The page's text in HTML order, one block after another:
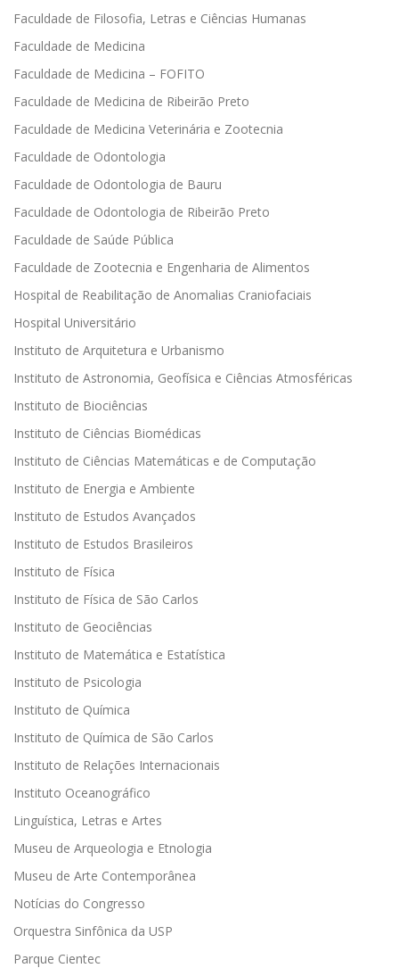
Faculdade de Filosofia, Letras e Ciências Humanas
Faculdade de Medicina
Faculdade de Medicina – FOFITO
Faculdade de Medicina de Ribeirão Preto
Faculdade de Medicina Veterinária e Zootecnia
Faculdade de Odontologia
Faculdade de Odontologia de Bauru
Faculdade de Odontologia de Ribeirão Preto
Faculdade de Saúde Pública
Faculdade de Zootecnia e Engenharia de Alimentos
Hospital de Reabilitação de Anomalias Craniofaciais
Hospital Universitário
Instituto de Arquitetura e Urbanismo
Instituto de Astronomia, Geofísica e Ciências Atmosféricas
Instituto de Biociências
Instituto de Ciências Biomédicas
Instituto de Ciências Matemáticas e de Computação
Instituto de Energia e Ambiente
Instituto de Estudos Avançados
Instituto de Estudos Brasileiros
Instituto de Física
Instituto de Física de São Carlos
Instituto de Geociências
Instituto de Matemática e Estatística
Instituto de Psicologia
Instituto de Química
Instituto de Química de São Carlos
Instituto de Relações Internacionais
Instituto Oceanográfico
Linguística, Letras e Artes
Museu de Arqueologia e Etnologia
Museu de Arte Contemporânea
Notícias do Congresso
Orquestra Sinfônica da USP
Parque Cientec